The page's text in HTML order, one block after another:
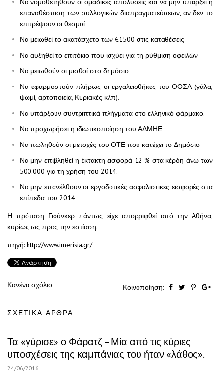
Να νομοθετηθούν οι ομαδικές απολύσεις και να μην υπάρξει η
επαναθέσπιση των συλλογικών διαπραγματεύσεων, αν δεν το
επιτρέψουν οι θεσμοί
Να μειωθεί το ακατάσχετο των €1500 στις καταθέσεις
Να αυξηθεί το επιτόκιο που ισχύει για τη ρύθμιση οφειλών
Να μειωθούν οι μισθοί στο δημόσιο
Να εφαρμοστούν πλήρως οι εργαλειοθήκες του ΟΟΣΑ (γάλα,
ψωμί, αρτοποιεία, Κυριακές κλπ).
Να υπάρξουν συντριπτικά πλήγματα στο ελληνικό φάρμακο.
Να προχωρήσει η ιδιωτικοποίηση του ΑΔΜΗΕ
Να πωληθούν οι μετοχές του ΟΤΕ που κατέχει το Δημόσιο
Να μην επιβληθεί η έκτακτη εισφορά 12 % στα κέρδη άνω των
500.000 για τη χρήση του 2014.
Να μην επανέλθουν οι εργοδοτικές ασφαλιστικές εισφορές στα
επίπεδα του 2014
Η πρόταση Γιούνκερ πάντως είχε απορριφθεί από την Αθήνα,
κυρίως ως προς την εστίαση.
πηγή: http://www.imerisia.gr/
Κανένα σχόλιο Κοινοποίηση:
ΣΧΕΤΙΚΆ ΆΡΘΡΑ
Τα «γύρισε» ο Φάρατζ – Μία από τις κύριες
υποσχέσεις της καμπάνιας του ήταν «λάθος».
24/06/2016